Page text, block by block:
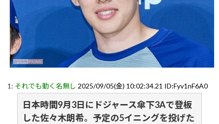
1: それでも動く名無し 2025/09/05(金) 10:02:34.21 ID:Fyv1nF6A0
日本時間9月3日にドジャース傘下3Aで登板
した佐々木朗希。予定の5イニングを投げた